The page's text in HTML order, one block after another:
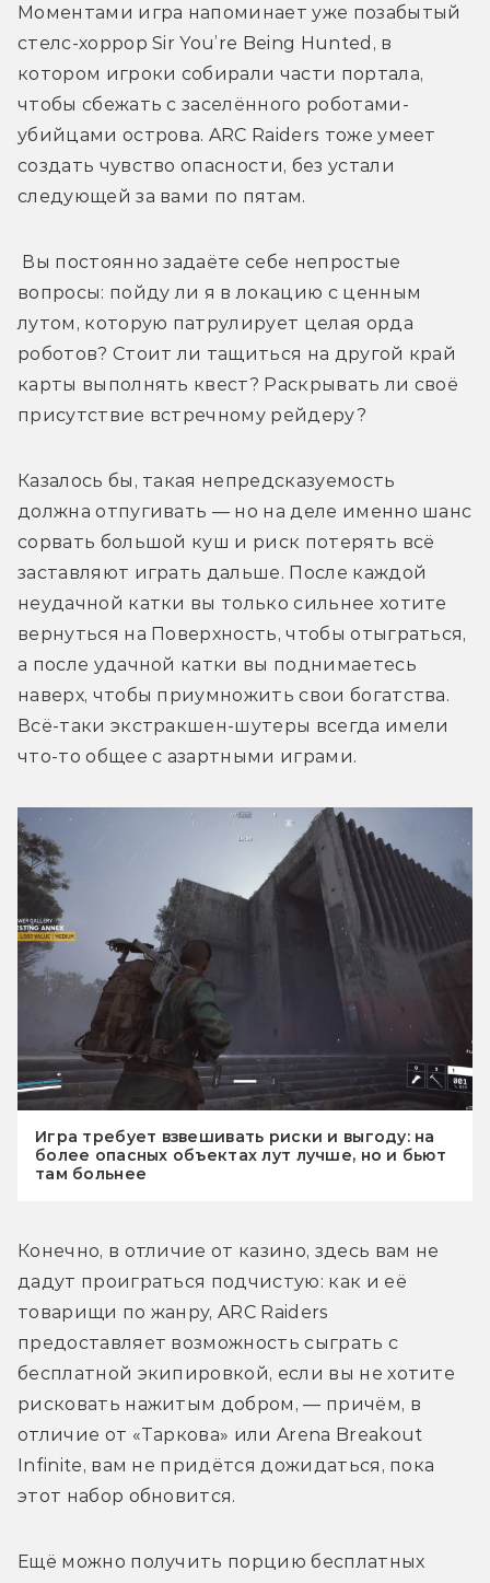
Моментами игра напоминает уже позабытый
стелс-хоррор Sir You’re Being Hunted, в
котором игроки собирали части портала,
чтобы сбежать с заселённого роботами-
убийцами острова. ARC Raiders тоже умеет
создать чувство опасности, без устали
следующей за вами по пятам.
Вы постоянно задаёте себе непростые
вопросы: пойду ли я в локацию с ценным
лутом, которую патрулирует целая орда
роботов? Стоит ли тащиться на другой край
карты выполнять квест? Раскрывать ли своё
присутствие встречному рейдеру?
Казалось бы, такая непредсказуемость
должна отпугивать — но на деле именно шанс
сорвать большой куш и риск потерять всё
заставляют играть дальше. После каждой
неудачной катки вы только сильнее хотите
вернуться на Поверхность, чтобы отыграться,
а после удачной катки вы поднимаетесь
наверх, чтобы приумножить свои богатства.
Всё-таки экстракшен-шутеры всегда имели
что-то общее с азартными играми.
Игра требует взвешивать риски и выгоду: на
более опасных объектах лут лучше, но и бьют
там больнее
Конечно, в отличие от казино, здесь вам не
дадут проиграться подчистую: как и её
товарищи по жанру, ARC Raiders
предоставляет возможность сыграть с
бесплатной экипировкой, если вы не хотите
рисковать нажитым добром, — причём, в
отличие от «Таркова» или Arena Breakout
Infinite, вам не придётся дожидаться, пока
этот набор обновится.
Ещё можно получить порцию бесплатных